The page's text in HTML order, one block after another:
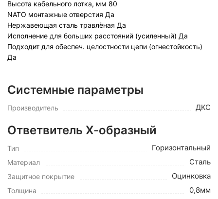
Высота кабельного лотка, мм 80
NATO монтажные отверстия Да
Нержавеющая сталь травлёная Да
Исполнение для больших расстояний (усиленный) Да
Подходит для обеспеч. целостности цепи (огнестойкость)
Да
Системные параметры
Производитель ДКС
Ответвитель Х-образный
Тип Горизонтальный
Материал Сталь
Защитное покрытие Оцинковка
Толщина 0,8мм